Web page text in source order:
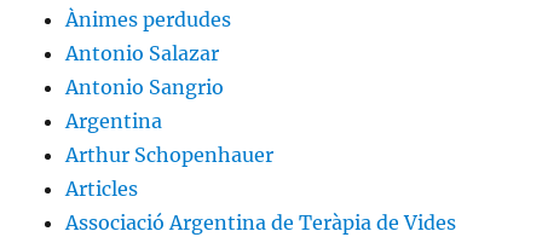
Ànimes perdudes
Antonio Salazar
Antonio Sangrio
Argentina
Arthur Schopenhauer
Articles
Associació Argentina de Teràpia de Vides